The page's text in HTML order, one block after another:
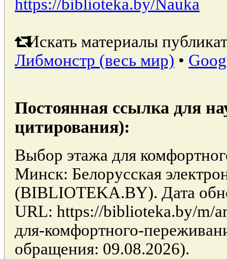
https://biblioteka.by/Nauka
Искать материалы
Либмонстр (весь мир) •
Постоянная ссылка для
цитирования):
Выбор этажа для
Минск: Белорусская
(BIBLIOTEKA.BY). Дата
URL: https://biblioteka.by/m/
для-комфортного-
обращения: 09.08.2026).